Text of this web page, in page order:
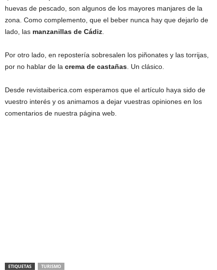
huevas de pescado, son algunos de los mayores manjares de la
zona. Como complemento, que el beber nunca hay que dejarlo de
lado, las manzanillas de Cádiz
Por otro lado, en repostería sobresalen los piñonates y las torrijas,
por no hablar de la crema de castañas . Un clásico.
Desde revistaiberica.com esperamos que el artículo haya sido de
vuestro interés y os animamos a dejar vuestras opiniones en los
comentarios de nuestra página web.
ETIQUETAS TURISMO